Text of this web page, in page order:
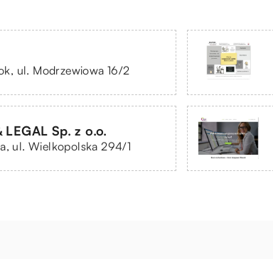
ul. Modrzewiowa 16/2
LEGAL Sp. z o.o.
ul. Wielkopolska 294/1